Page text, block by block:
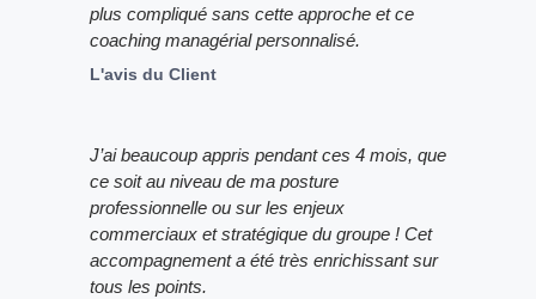
plus compliqué sans cette approche et ce
coaching managérial personnalisé.
L'avis du Client
J’ai beaucoup appris pendant ces 4 mois, que
ce soit au niveau de ma posture
professionnelle ou sur les enjeux
commerciaux et stratégique du groupe ! Cet
accompagnement a été très enrichissant sur
tous les points.